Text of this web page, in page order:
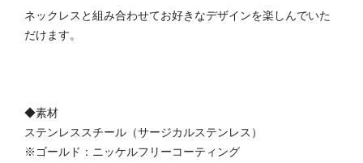
ネックレスと組み合わせてお好きなデザインを楽しんでいた
だけます。
◆素材
ステンレススチール（サージカルステンレス）
※ゴールド：ニッケルフリーコーティング